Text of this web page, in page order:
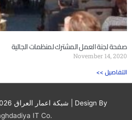
صفحة لجنة العمل المشترك لمنظمات الجالية
November 14, 2020
<< التفاصيل
شبكة اعمار العراق | Design By
IT Co.